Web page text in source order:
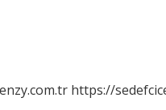
https://